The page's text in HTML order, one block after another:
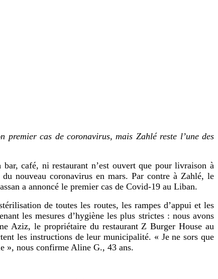
cas de coronavirus, mais Zahlé reste l’une des
bar, café, ni restaurant n’est ouvert que pour livraison à
nouveau coronavirus en mars. Par contre à Zahlé, le
a annoncé le premier cas de Covid-19 au Liban.
de toutes les routes, les rampes d’appui et les
les mesures d’hygiène les plus strictes : nous avons
Aziz, le propriétaire du restaurant Z Burger House au
les instructions de leur municipalité. « Je ne sors que
», nous confirme Aline G., 43 ans.